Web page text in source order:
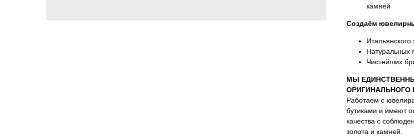
камней
Создаём
Натуральных
Чистейших
МЫ
ОРИГИНАЛЬНОГО
Работаем с
бутиками и имеют
качества с
золота и камней.